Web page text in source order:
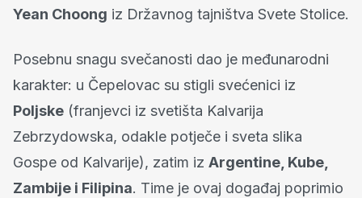
Yean Choong iz Državnog tajništva Svete Stolice.
Posebnu snagu svečanosti dao je međunarodni
karakter: u Čepelovac su stigli svećenici iz
Poljske (franjevci iz svetišta Kalvarija
Zebrzydowska, odakle potječe i sveta slika
Gospe od Kalvarije), zatim iz Argentine, Kube,
Zambije i Filipina. Time je ovaj događaj poprimio